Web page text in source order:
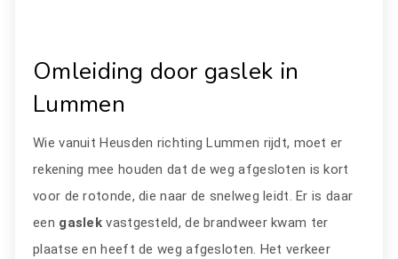
Omleiding door gaslek in
Lummen
Wie vanuit Heusden richting Lummen rijdt, moet er
rekening mee houden dat de weg afgesloten is kort
voor de rotonde, die naar de snelweg leidt. Er is daar
een gaslek vastgesteld, de brandweer kwam ter
plaatse en heeft de weg afgesloten. Het verkeer